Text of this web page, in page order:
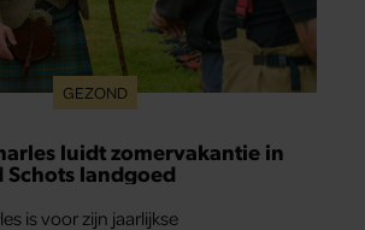
GEZOND
luidt zomervakantie in
landgoed
is voor zijn jaarlijkse